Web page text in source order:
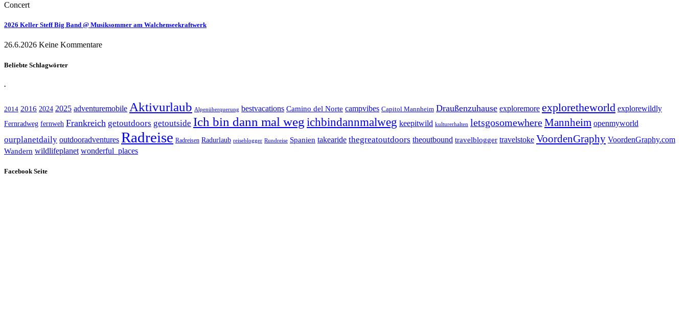
Concert
2026 Keller Steff Big Band @ Musiksommer am Walchenseekraftwerk
26.6.2026 Keine Kommentare
Beliebte Schlagwörter
.
2014 2016 2024 2025 adventuremobile Aktivurlaub Alpenüberquerung bestvacations Camino del Norte campvibes Capitol Mannheim Draußenzuhause exploremore exploretheworld explorewildly
Fernradweg fernweh Frankreich getoutdoors getoutside Ich bin dann mal wegichbindannmalweg keepitwild kulturerhalten letsgosomewhereMannheim openmyworld
ourplanetdaily outdooradventures Radreise Radreisen Radurlaub reiseblogger Rundreise Spanien takearide thegreatoutdoors theoutbound travelblogger travelstoke VoordenGraphy VoordenGraphy.com
Wandern wildlifeplanet wonderful_places
Facebook Seite